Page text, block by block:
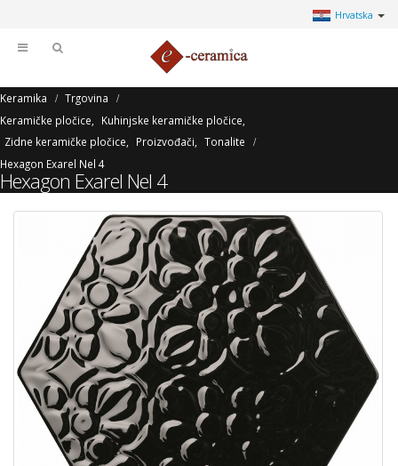
Hrvatska
Keramika
Trgovina
Keramičke pločice
Kuhinjske keramičke pločice
Zidne keramičke pločice
Proizvođači
Tonalite
Hexagon Exarel Nel 4
Hexagon Exarel Nel 4